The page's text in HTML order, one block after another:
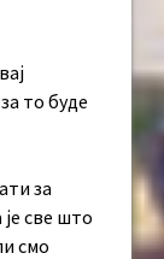
то буде
за
све што
смо